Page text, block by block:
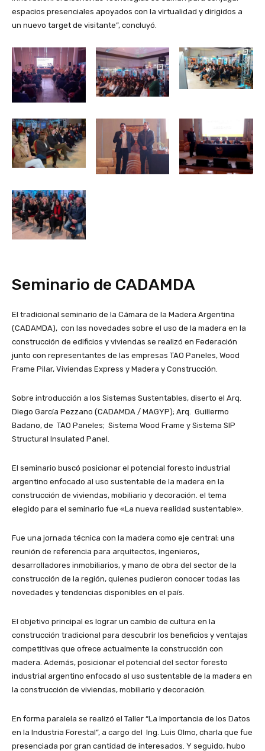
espacios presenciales apoyados con la virtualidad y dirigidos a
un nuevo target de visitante”, concluyó.
Seminario de CADAMDA
El tradicional seminario de la Cámara de la Madera Argentina
(CADAMDA), con las novedades sobre el uso de la madera en la
construcción de edificios y viviendas se realizó en Federación
junto con representantes de las empresas TAO Paneles, Wood
Frame Pilar, Viviendas Express y Madera y Construcción.
Sobre introducción a los Sistemas Sustentables, diserto el Arq.
Diego García Pezzano (CADAMDA / MAGYP); Arq. Guillermo
Badano, de TAO Paneles; Sistema Wood Frame y Sistema SIP
Structural Insulated Panel.
El seminario buscó posicionar el potencial foresto industrial
argentino enfocado al uso sustentable de la madera en la
construcción de viviendas, mobiliario y decoración. el tema
elegido para el seminario fue «La nueva realidad sustentable».
Fue una jornada técnica con la madera como eje central; una
reunión de referencia para arquitectos, ingenieros,
desarrolladores inmobiliarios, y mano de obra del sector de la
construcción de la región, quienes pudieron conocer todas las
novedades y tendencias disponibles en el país.
El objetivo principal es lograr un cambio de cultura en la
construcción tradicional para descubrir los beneficios y ventajas
competitivas que ofrece actualmente la construcción con
madera. Además, posicionar el potencial del sector foresto
industrial argentino enfocado al uso sustentable de la madera en
la construcción de viviendas, mobiliario y decoración.
En forma paralela se realizó el Taller “La Importancia de los Datos
en la Industria Forestal”, a cargo del Ing. Luis Olmo, charla que fue
presenciada por gran cantidad de interesados. Y seguido, hubo